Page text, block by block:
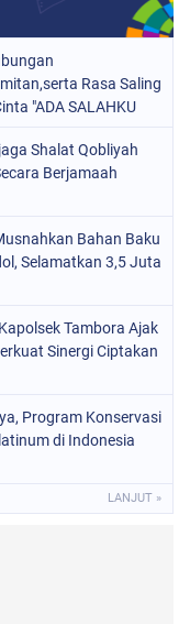
Rasa Saling
"ADA SALAHKU
Shalat Qobliyah
Berjamaah
Bahan Baku
Selamatkan 3,5 Juta
Tambora Ajak
Sinergi Ciptakan
Program Konservasi
di Indonesia
LANJUT »